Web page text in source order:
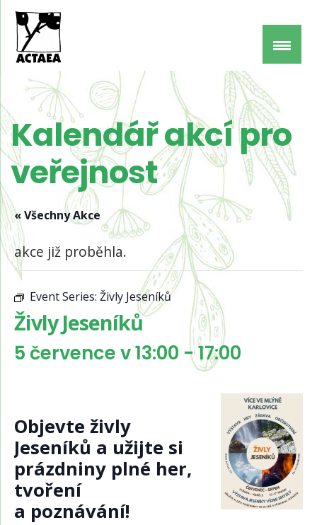
Kalendář akcí pro
veřejnost
« Všechny Akce
akce již proběhla.
Event Series: Živly Jeseníků
Živly Jeseníků
5 července v 13:00 -17:00
Objevte živly
Jeseníků a užijte si
prázdniny plné her,
tvoření
a poznávání!